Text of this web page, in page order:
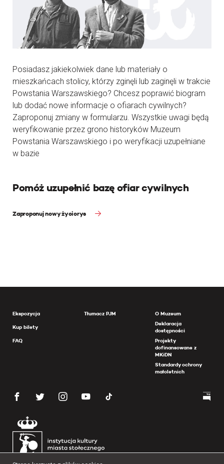
Posiadasz jakiekolwiek dane lub materiały o
mieszkańcach stolicy, którzy zginęli lub zaginęli w trakcie
Powstania Warszawskiego? Chcesz poprawić biogram
lub dodać nowe informacje o ofiarach cywilnych?
Zaproponuj zmiany w formularzu. Wszystkie uwagi będą
weryfikowanie przez grono historyków Muzeum
Powstania Warszawskiego i po weryfikacji uzupełniane
w bazie
Pomóż uzupełnić bazę ofiar cywilnych
Zaproponuj nowy życiorys
Ekspozycja
Kup bilety
FAQ
Tłumacz PJM
O Muzeum
Deklaracja
dostępności
Projekty
dofinansowane z
MKiDN
Standardy ochrony
małoletnich